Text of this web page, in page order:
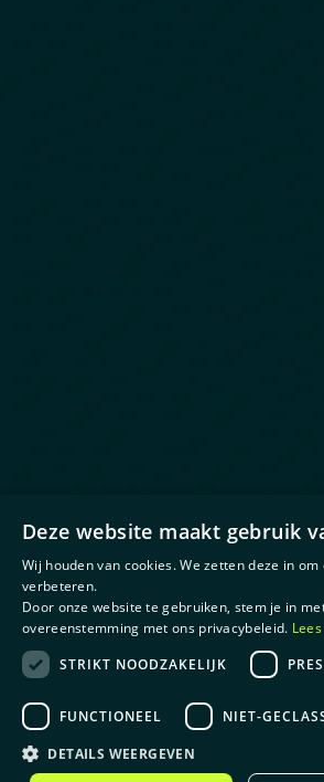
Deze website maakt gebruik
Wij houden van cookies. We zetten deze in
verbeteren.
Door onze website te gebruiken, stem je in
overeenstemming met ons privacybeleid.
STRIKT NOODZAKELIJK
FUNCTIONEEL NIET-
DETAILS WEERGEVEN